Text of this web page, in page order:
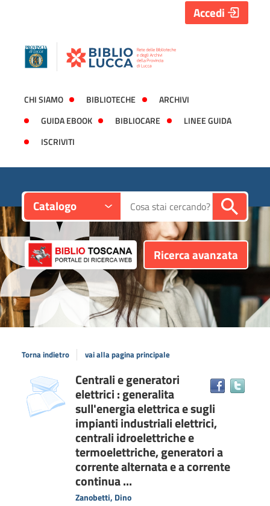
CHI SIAMO BIBLIOTECHE
ARCHIVI
GUIDA EBOOK
BIBLIOCARE
LINEE GUIDA
ISCRIVITI
Accedi
Catalogo Cerca su "Catalogo"
Ricerca avanzata
Torna indietro vai alla pagina principale
Dettaglio
del
documento
copertina Centrali e generatori
elettrici : generalita
sull'energia elettrica e sugli
impianti industriali elettrici,
centrali idroelettriche e
termoelettriche, generatori a
corrente alternata e a corrente
continua ...
Zanobetti, Dino